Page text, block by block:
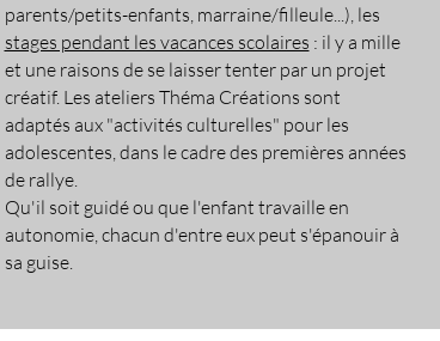
parents/petits-enfants, marraine/filleule...), les
stages pendant les vacances scolaires : il y a mille
et une raisons de se laisser tenter par un projet
créatif. Les ateliers Théma Créations sont
adaptés aux "activités culturelles" pour les
adolescentes, dans le cadre des premières années
de rallye.
Qu'il soit guidé ou que l'enfant travaille en
autonomie, chacun d'entre eux peut s'épanouir à
sa guise.